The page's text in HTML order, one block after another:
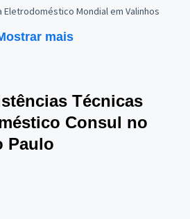
Mondial em Valinhos
mais
Técnicas
Consul no
Paulo